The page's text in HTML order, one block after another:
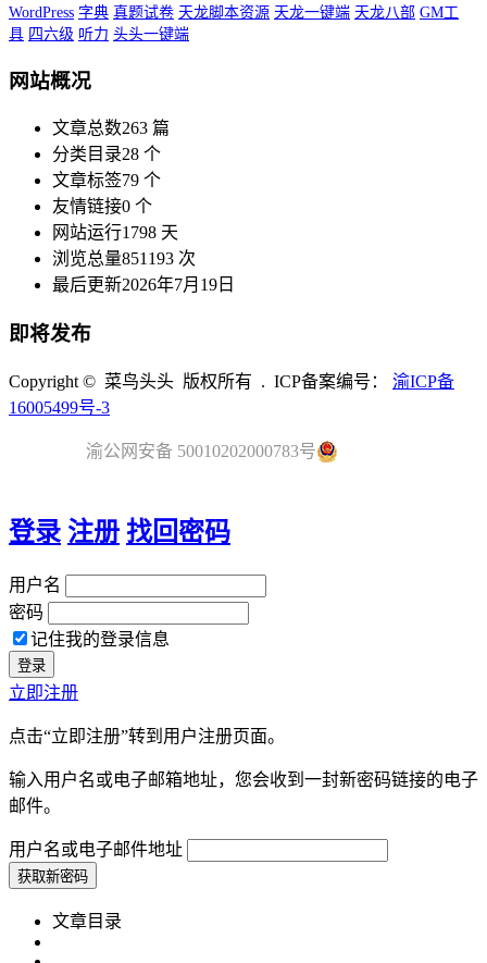
WordPress 字典 真题试卷 天龙脚本资源 天龙一键端 天龙八部 GM工
具 四六级 听力 头头一键端
网站概况
文章总数263 篇
分类目录28 个
文章标签79 个
友情链接0 个
网站运行1798 天
浏览总量851193 次
最后更新2026年7月19日
即将发布
Copyright © 菜鸟头头 版权所有 . ICP备案编号： 渝ICP备
16005499号-3
渝公网安备 50010202000783号
登录 注册 找回密码
用户名
密码
记住我的登录信息
立即注册
点击“立即注册”转到用户注册页面。
输入用户名或电子邮箱地址，您会收到一封新密码链接的电子
邮件。
用户名或电子邮件地址
文章目录